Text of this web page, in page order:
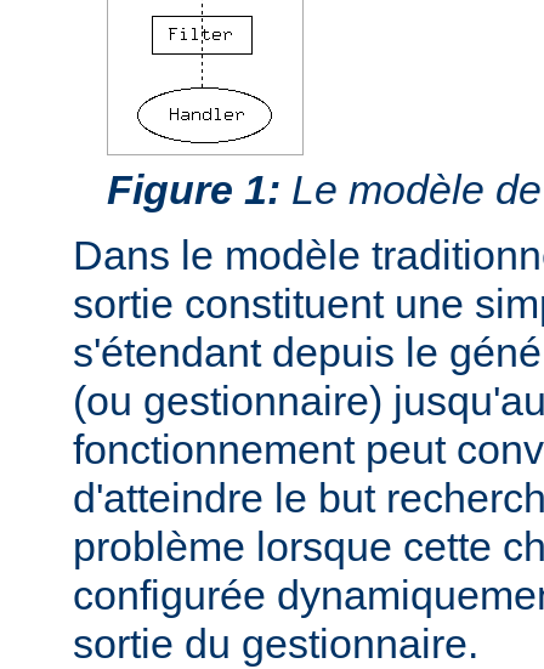
Figure 1: Le modèle
Dans le modèle
sortie constituent une
s'étendant depuis le
(ou gestionnaire)
fonctionnement peut
d'atteindre le but
problème lorsque cette
configurée
sortie du gestionnaire.